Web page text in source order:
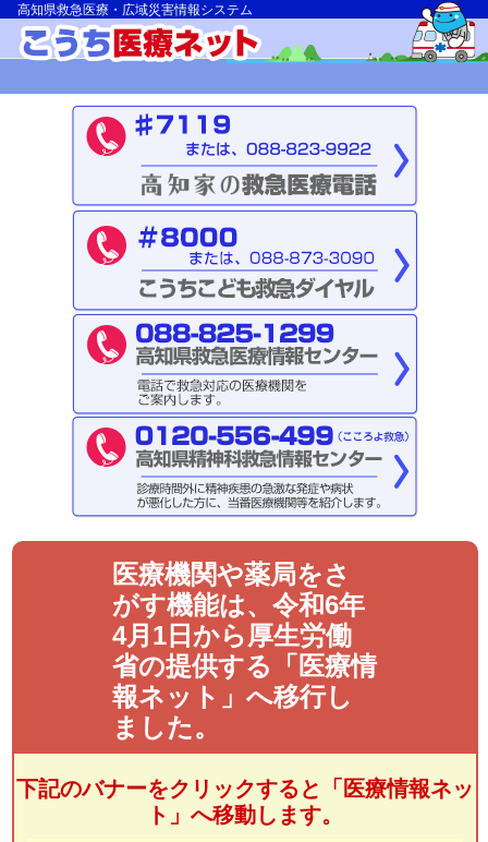
高知県救急医療・広域災害情報システム
医療機関や薬局をさ
がす機能は、令和6年
4月1日から厚生労働
省の提供する「医療情
報ネット」へ移行し
ました。
下記のバナーをクリックすると「医療情報ネッ
ト」へ移動します。